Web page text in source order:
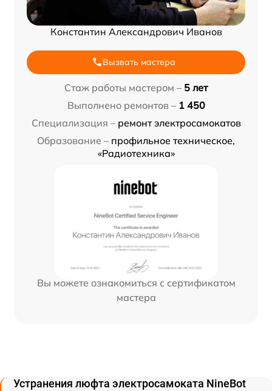
Константин Александрович Иванов
Вызвать мастера
Стаж работы мастером – 5 лет
Выполнено ремонтов – 1 450
Специализация – ремонт электросамокатов
Образование – профильное техническое,
«Радиотехника»
Вы можете ознакомиться с сертификатом
мастера
Устранения люфта электросамоката NineBot